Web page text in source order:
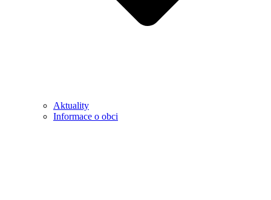
Aktuality
Informace o obci